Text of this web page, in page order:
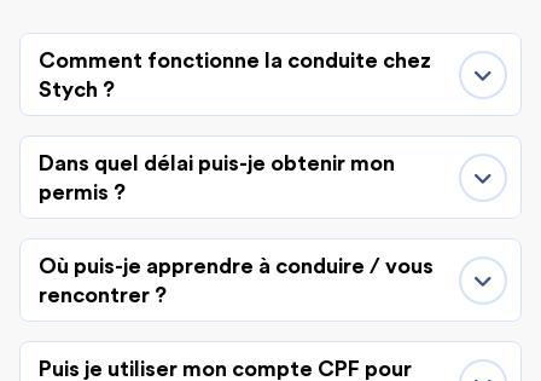
Comment fonctionne la conduite chez
Stych ?
Dans quel délai puis-je obtenir mon
permis ?
Où puis-je apprendre à conduire / vous
rencontrer ?
Puis je utiliser mon compte CPF pour